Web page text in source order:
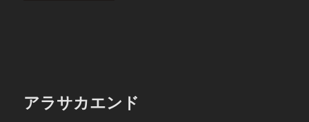
アラサカエンド